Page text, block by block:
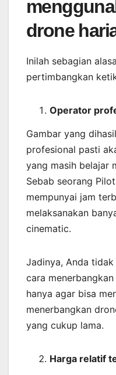
drone
Inilah sebagian
pertimbangkan
Operator
Gambar yang
profesional pasti
yang masih belajar
Sebab seorang
mempunyai jam
melaksanakan
cinematic.
Jadinya, Anda
cara
hanya agar bisa
menerbangkan
yang cukup lama.
Harga relatif